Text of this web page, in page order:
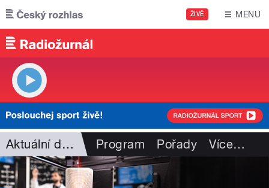
Přejít k hlavnímu obsahu
ŽIVĚ MENU
Aktuální dění Program Pořady Více…